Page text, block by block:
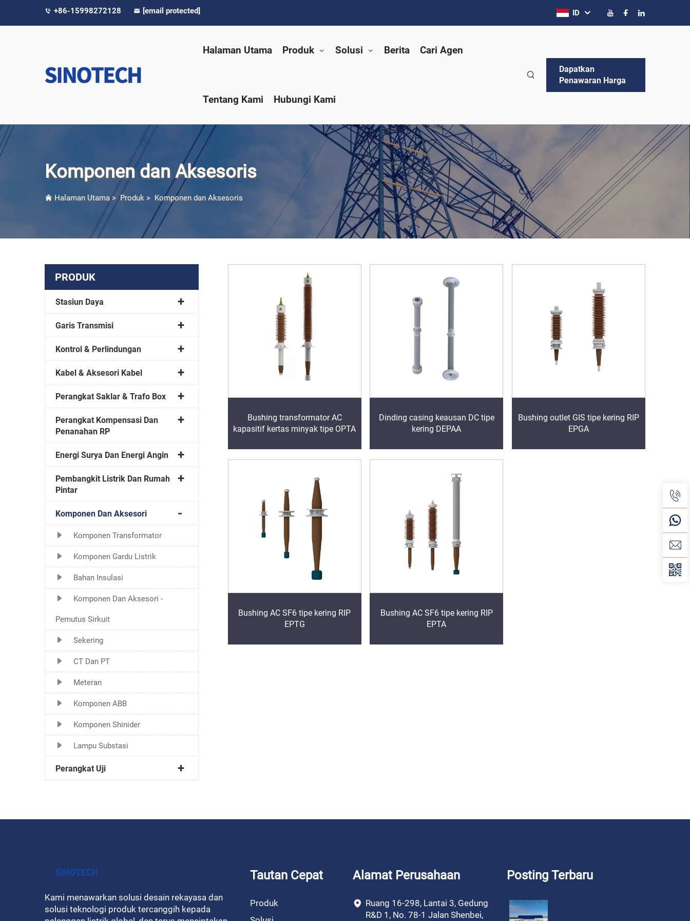
+86-15998272128 [email protected] ID
Halaman Utama Produk Solusi Berita Cari Agen
Tentang Kami Hubungi Kami
Dapatkan
Penawaran Harga
Komponen dan Aksesoris
Halaman Utama>Produk > Komponen dan Aksesoris
PRODUK
Stasiun Daya
Garis Transmisi
Kontrol & Perlindungan
Kabel & Aksesori Kabel
Perangkat Saklar & Trafo Box
Perangkat Kompensasi Dan
Penanahan RP
Energi Surya Dan Energi Angin
Pembangkit Listrik Dan Rumah
Pintar
Komponen Dan Aksesori
Komponen Transformator
Komponen Gardu Listrik
Bahan Insulasi
Komponen Dan Aksesori -
Pemutus Sirkuit
Sekering
CT Dan PT
Meteran
Komponen ABB
Komponen Shinider
Lampu Substasi
Perangkat Uji
Bushing transformator AC
kapasitif kertas minyak tipe OPTA
Dinding casing keausan DC tipe
kering DEPAA
Bushing outlet GIS tipe kering RIP
EPGA
Bushing AC SF6 tipe kering RIP
EPTG
Bushing AC SF6 tipe kering RIP
EPTA
Kami menawarkan solusi desain rekayasa dan
solusi teknologi produk tercanggih kepada
Tautan Cepat
Produk
Alamat Perusahaan
Ruang 16-298, Lantai 3, Gedung
R&D 1, No. 78-1 Jalan Shenbei,
Posting Terbaru